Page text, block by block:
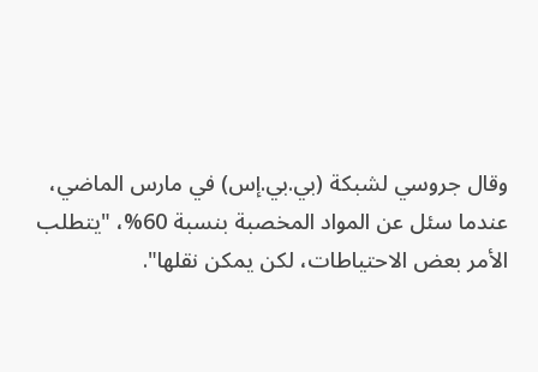
وقال جروسي لشبكة (بي.بي.إس) في مارس الماضي،
عندما سئل عن المواد المخصبة بنسبة 60%، "يتطلب
الأمر بعض الاحتياطات، لكن يمكن نقلها".